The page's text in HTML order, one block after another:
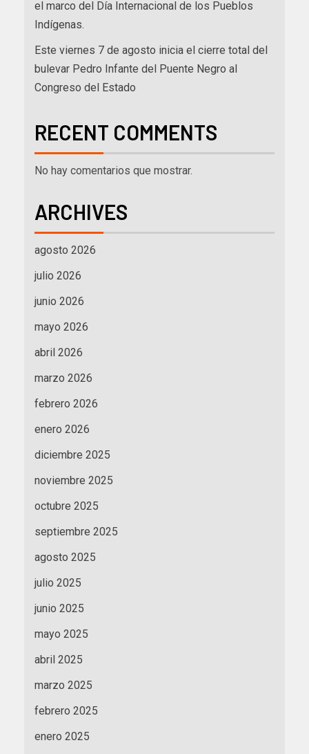
el marco del Día Internacional de los Pueblos
Indígenas.
Este viernes 7 de agosto inicia el cierre total del
bulevar Pedro Infante del Puente Negro al
Congreso del Estado
RECENT COMMENTS
No hay comentarios que mostrar.
ARCHIVES
agosto 2026
julio 2026
junio 2026
mayo 2026
abril 2026
marzo 2026
febrero 2026
enero 2026
diciembre 2025
noviembre 2025
octubre 2025
septiembre 2025
agosto 2025
julio 2025
junio 2025
mayo 2025
abril 2025
marzo 2025
febrero 2025
enero 2025